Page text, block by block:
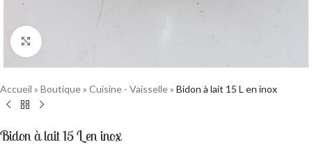
Cliquez pour agrandir
Accueil » Boutique» Cuisine - Vaisselle» Bidon à lait 15 L en inox
Bidon à lait 15 L en inox